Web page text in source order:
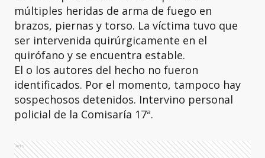
múltiples heridas de arma de fuego en
brazos, piernas y torso. La víctima tuvo que
ser intervenida quirúrgicamente en el
quirófano y se encuentra estable.
El o los autores del hecho no fueron
identificados. Por el momento, tampoco hay
sospechosos detenidos. Intervino personal
policial de la Comisaría 17ª.
Ads